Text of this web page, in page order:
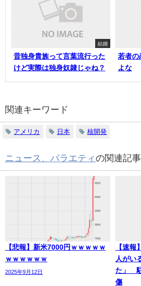
結婚
昔独身貴族って言葉流行った
けど実際は独身奴隷じゃね？
若者の
よな
関連キーワード
アメリカ 日本 核開発
ニュース、バラエティ の関連記事
【悲報】新米7000円ｗｗｗｗｗ
ｗｗｗｗｗｗ
2025年9月12日
【速報
人がい
た」
傷